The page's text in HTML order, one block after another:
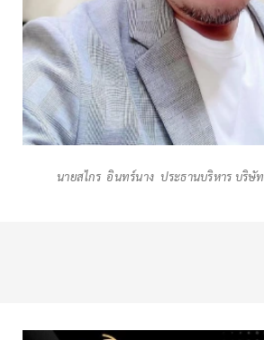
นายสไกร อินทร์นาง ประธานบริหาร บริษัท